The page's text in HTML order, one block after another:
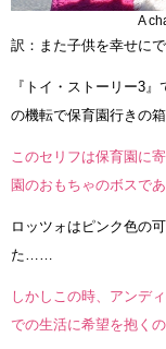
A
訳：また子供を幸せに
『トイ・ストーリー3
の機転で保育園行きの箱
このセリフは保育園に
園のおもちゃのボスで
ロッツォはピンク色の
た……
しかしこの時、アンデ
での生活に希望を抱くの